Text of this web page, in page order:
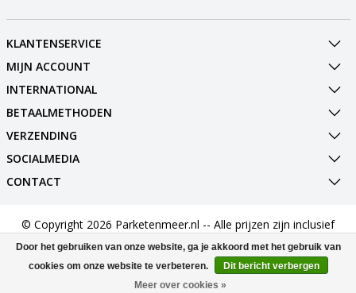
KLANTENSERVICE
MIJN ACCOUNT
INTERNATIONAL
BETAALMETHODEN
VERZENDING
SOCIALMEDIA
CONTACT
© Copyright 2026 Parketenmeer.nl -- Alle prijzen zijn inclusief
BTW --
Door het gebruiken van onze website, ga je akkoord met het gebruik van
cookies om onze website te verbeteren.
Dit bericht verbergen
Meer over cookies »